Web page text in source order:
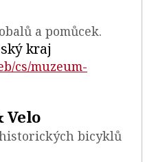
a pomůcek.
kraj
cs/muzeum-
Velo
bicyklů